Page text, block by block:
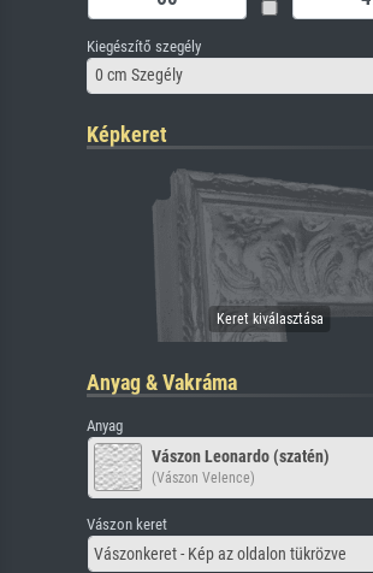
Kiegészítő szegély
0 cm Szegély
Képkeret
Anyag & Vakráma
Anyag
Vászon Leonardo (szatén)
(Vászon Velence)
Vászon keret
Vászonkeret - Kép az oldalon tükrözve